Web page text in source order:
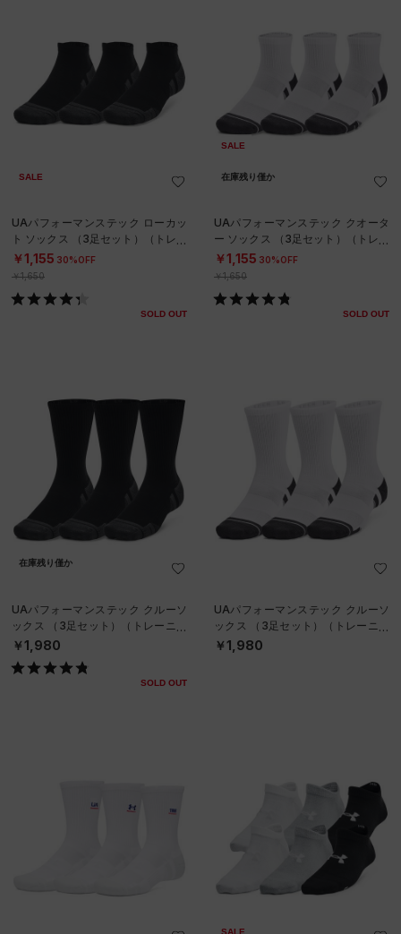
SALE
UAパフォーマンステック ローカッ
ト ソックス （3足セット）（トレー
ニング/UNISEX）
￥1,155 30%OFF
￥1,650
SOLD OUT
SALE
在庫残り僅か
UAパフォーマンステック クオータ
ー ソックス （3足セット）（トレー
ニング/UNISEX）
￥1,155 30%OFF
￥1,650
SOLD OUT
在庫残り僅か
UAパフォーマンステック クルーソ
ックス （3足セット）（トレーニン
グ/UNISEX）
￥1,980
SOLD OUT
UAパフォーマンステック クルーソ
ックス （3足セット）（トレーニン
グ/UNISEX）
￥1,980
SALE